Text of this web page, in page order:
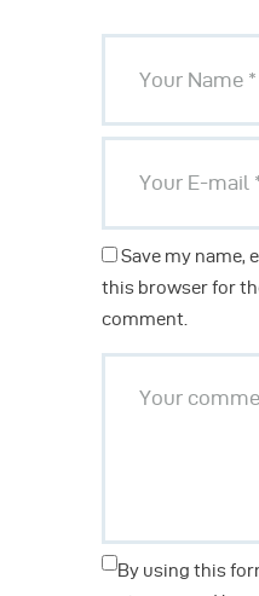
Save my name,
this browser for
comment.
By using this